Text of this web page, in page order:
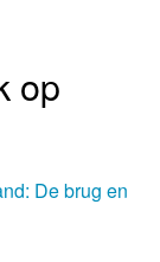
op
De brug en